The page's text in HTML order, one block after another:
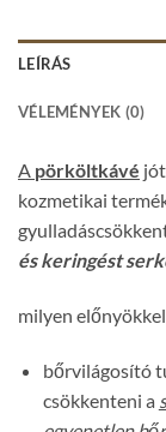
LEÍRÁS
VÉLEMÉNYEK (0)
A pörköltkávé
kozmetikai
és keringést
milyen
bőrvilágosító
csökkenteni a